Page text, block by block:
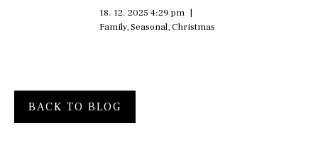
18. 12. 2025 4:29 pm |
Family,Seasonal,Christmas
BACK TO BLOG